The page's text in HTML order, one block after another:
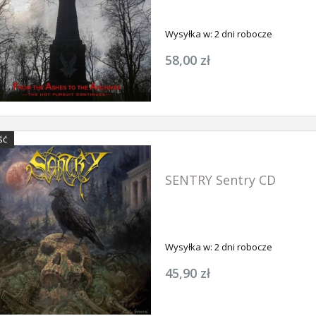
Luciferi LPABIGOR Apokalypse LP (BLACK)
79,90 zł
ABIGOR Orkblut -
Wysyłka w: 2 dni robocze
58,00 zł
SENTRY Sentry CD
Wysyłka w: 2 dni robocze
45,90 zł